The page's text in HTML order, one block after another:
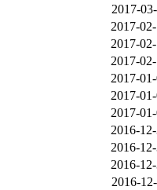
2017-
2017-
2017-
2017-
2017-
2017-
2017-
2016-
2016-
2016-
2016-